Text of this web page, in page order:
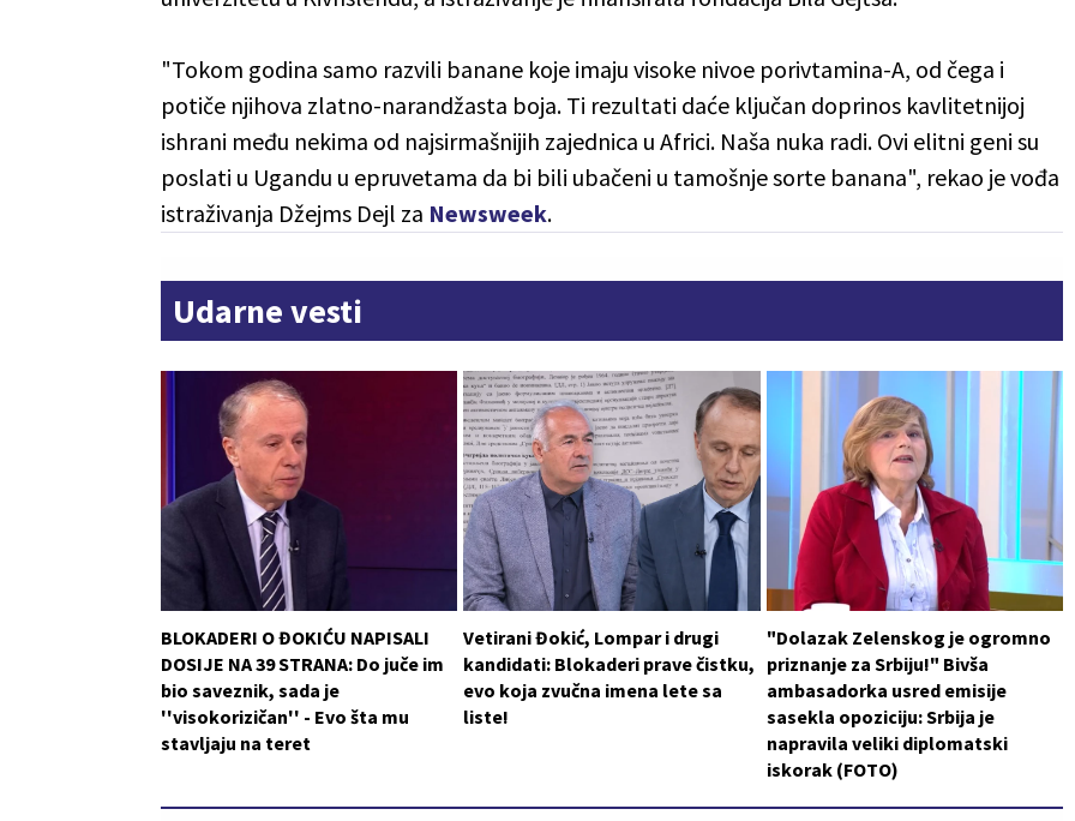
"Tokom godina samo razvili banane koje imaju visoke nivoe porivtamina-A, od čega i
potiče njihova zlatno-narandžasta boja. Ti rezultati daće ključan doprinos kavlitetnijoj
ishrani među nekima od najsirmašnijih zajednica u Africi. Naša nuka radi. Ovi elitni geni su
poslati u Ugandu u epruvetama da bi bili ubačeni u tamošnje sorte banana", rekao je vođa
istraživanja Džejms Dejl za Newsweek.
Udarne vesti
BLOKADERI O ĐOKIĆU NAPISALI
DOSIJE NA 39 STRANA: Do juče im
bio saveznik, sada je
''visokorizičan'' - Evo šta mu
stavljaju na teret
Vetirani Đokić, Lompar i drugi
kandidati: Blokaderi prave čistku,
evo koja zvučna imena lete sa
liste!
"Dolazak Zelenskog je ogromno
priznanje za Srbiju!" Bivša
ambasadorka usred emisije
sasekla opoziciju: Srbija je
napravila veliki diplomatski
iskorak (FOTO)